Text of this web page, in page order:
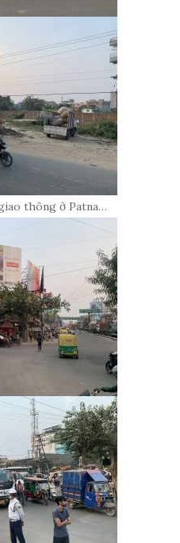
thông ở Patna…